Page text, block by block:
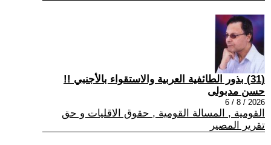
(31) بذور الطائفية العربية والاستقواء بالأجنبي !!
حسن مدبولى
2026 / 8 / 6
القومية , المسالة القومية , حقوق الاقليات و حق
تقرير المصير